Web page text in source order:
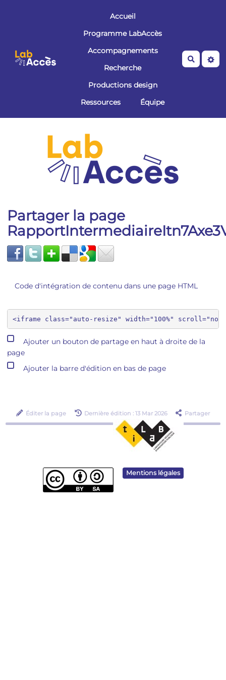
Accueil
Programme LabAccès
Accompagnements
Recherche
Productions design
Ressources
Équipe
Partager la page
Code d'intégration de contenu dans une page HTML
Ajouter un bouton de partage en haut à droite de la
page
Ajouter la barre d'édition en bas de page
Éditer la page Dernière édition : 13 Mar 2026 Partager
Mentions légales